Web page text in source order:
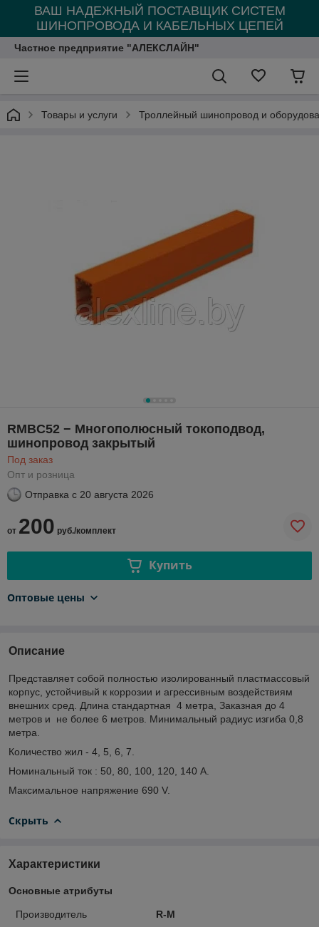
ВАШ НАДЕЖНЫЙ ПОСТАВЩИК СИСТЕМ
ШИНОПРОВОДА И КАБЕЛЬНЫХ ЦЕПЕЙ
Частное предприятие "АЛЕКСЛАЙН"
Товары и услуги Троллейный шинопровод и
RMBC52 − Многополюсный токоподвод,
шинопровод закрытый
Под заказ
Опт и розница
Отправка с 20 августа 2026
от 200 руб./комплект
Купить
Оптовые цены
Описание
Представляет собой полностью изолированный пластмассовый
корпус, устойчивый к коррозии и агрессивным воздействиям
внешних сред. Длина стандартная 4 метра, Заказная до 4
метров и не более 6 метров. Минимальный радиус изгиба 0,8
метра.
Количество жил - 4, 5, 6, 7.
Номинальный ток : 50, 80, 100, 120, 140 А.
Максимальное напряжение 690 V.
Скрыть
Характеристики
Основные атрибуты
Производитель
R-M